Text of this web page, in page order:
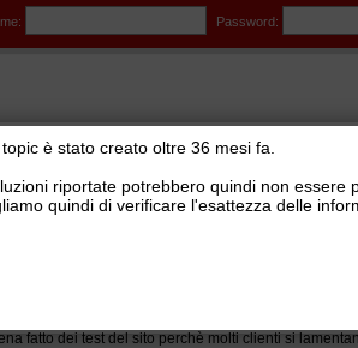
Password:
>Gestionale Ready Pro>Installazione e configurazione
fatto dei test del sito perchè molti clienti si
è stato creato oltre 36 mesi fa.
riportate potrebbero quindi non essere
quindi di verificare l'esattezza delle